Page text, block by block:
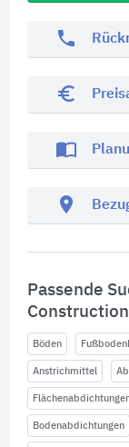
phone
euro_symbol
import_contacts
location_on
Passende
Böden
Anstrichmittel
Bodenabdichtungen